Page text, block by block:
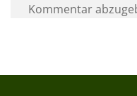
Kommentar